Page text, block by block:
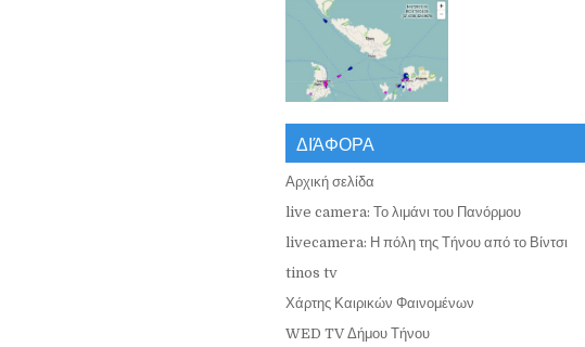
ΔΙΆΦΟΡΑ
Αρχική σελίδα
live camera: Το λιμάνι του Πανόρμου
livecamera: Η πόλη της Τήνου από το Βίντσι
tinos tv
Χάρτης Καιρικών Φαινομένων
WED TV Δήμου Τήνου